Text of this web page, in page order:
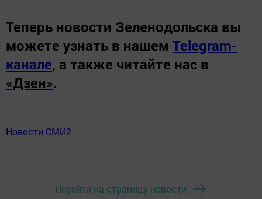
Теперь новости Зеленодольска вы
можете узнать в нашем Telegram-
канале, а также читайте нас в
«Дзен».
Новости СМИ2
Перейти на страницу новости